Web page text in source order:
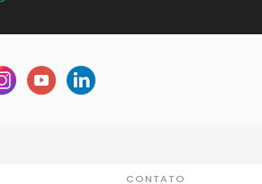
CONTATO